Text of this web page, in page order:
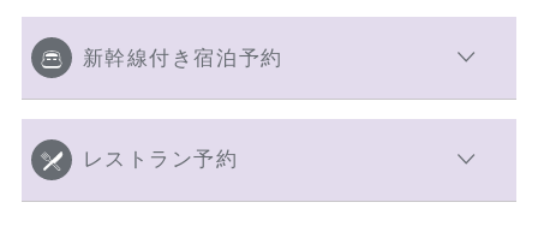
新幹線付き宿泊予約
レストラン予約